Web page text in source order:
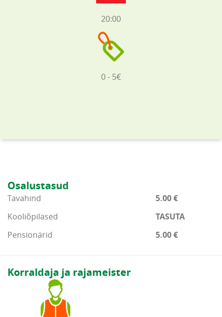
20:00
0 - 5€
Osalustasud
Tavahind
5.00 €
Kooliõpilased
TASUTA
Pensionärid
5.00 €
Korraldaja ja rajameister